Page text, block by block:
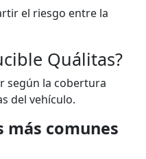
el riesgo entre la
Quálitas?
según la cobertura
del vehículo.
más comunes